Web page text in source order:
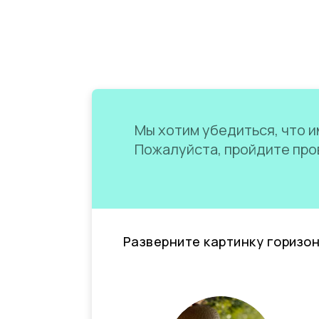
Мы хотим убедиться, что
Пожалуйста, пройдите
Разверните картинку